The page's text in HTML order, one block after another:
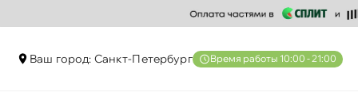
аш город: Санкт-Петербур ремя работы 10:00 - 21:00